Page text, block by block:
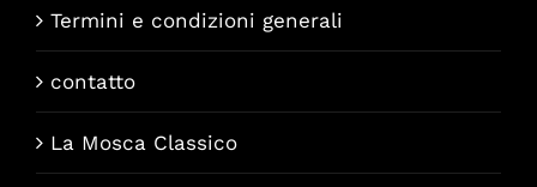
Termini e condizioni generali
contatto
La Mosca Classico